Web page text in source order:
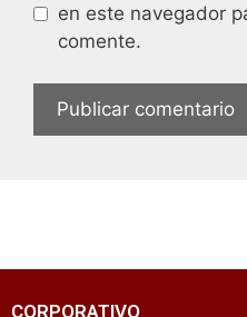
en este navegador
comente.
CORPORATIVO